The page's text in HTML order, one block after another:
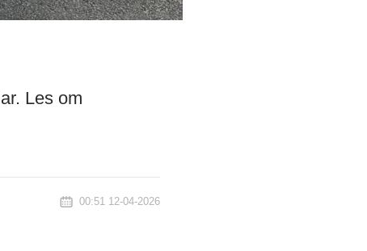
Les om
00:51 12-04-2026